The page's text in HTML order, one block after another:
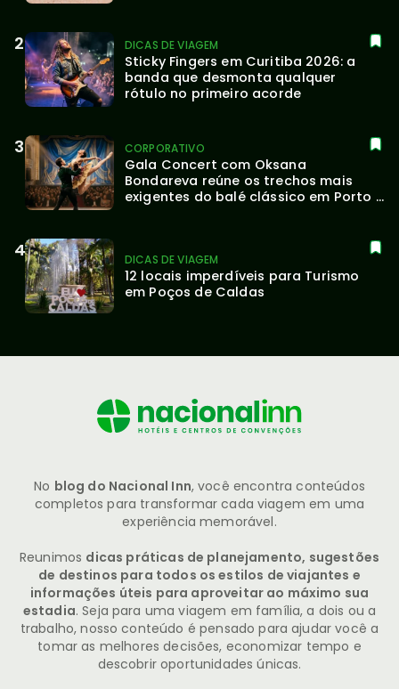
DICAS DE VIAGEM
Sticky Fingers em Curitiba 2026: a
banda que desmonta qualquer
rótulo no primeiro acorde
CORPORATIVO
Gala Concert com Oksana
Bondareva reúne os trechos mais
exigentes do balé clássico em Porto
DICAS DE VIAGEM
12 locais imperdíveis para Turismo
em Poços de Caldas
No blog do Nacional Inn, você encontra conteúdos
completos para transformar cada viagem em uma
experiência memorável.
Reunimos dicas práticas de planejamento, sugestões
de destinos para todos os estilos de viajantes e
informações úteis para aproveitar ao máximo sua
estadia. Seja para uma viagem em família, a dois ou a
trabalho, nosso conteúdo é pensado para ajudar você a
tomar as melhores decisões, economizar tempo e
descobrir oportunidades únicas.